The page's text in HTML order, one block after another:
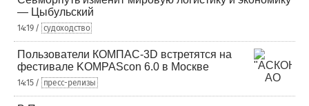
— Цыбульский
14:19 / судоходство
Пользователи КОМПАС-3D встретятся на
фестивале KOMPAScon 6.0 в Москве
14:15 / пресс-релизы